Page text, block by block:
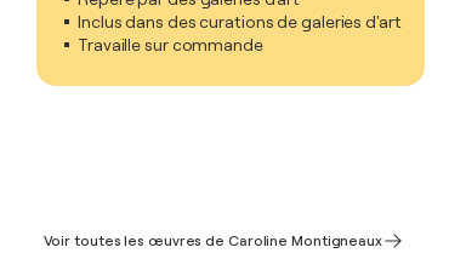
Inclus dans des curations de galeries d'art
Travaille sur commande
Voir toutes les œuvres de Caroline Montigneaux